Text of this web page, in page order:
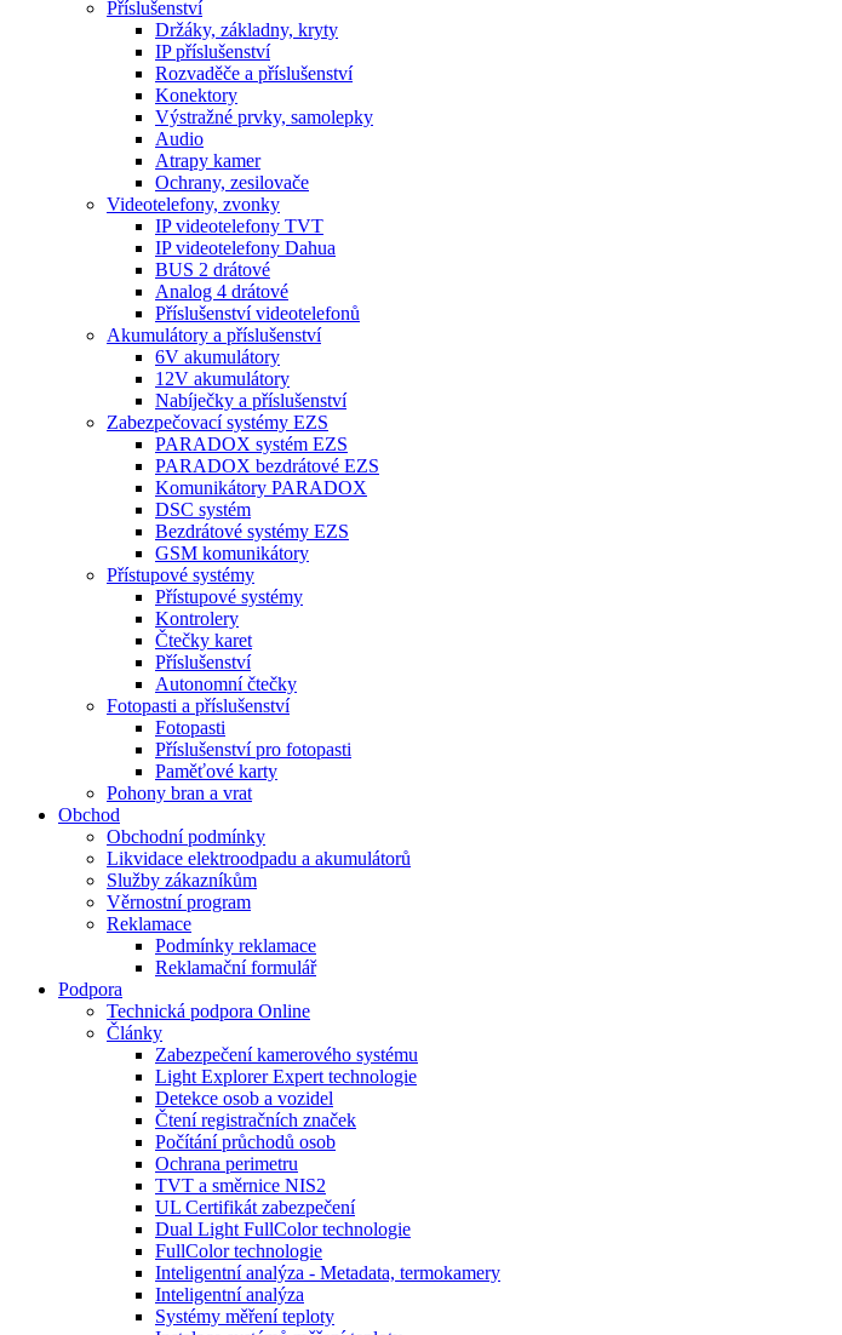
Příslušenství
Držáky, základny, kryty
IP příslušenství
Rozvaděče a příslušenství
Konektory
Výstražné prvky, samolepky
Audio
Atrapy kamer
Ochrany, zesilovače
Videotelefony, zvonky
IP videotelefony TVT
IP videotelefony Dahua
BUS 2 drátové
Analog 4 drátové
Příslušenství videotelefonů
Akumulátory a příslušenství
6V akumulátory
12V akumulátory
Nabíječky a příslušenství
Zabezpečovací systémy EZS
PARADOX systém EZS
PARADOX bezdrátové EZS
Komunikátory PARADOX
DSC systém
Bezdrátové systémy EZS
GSM komunikátory
Přístupové systémy
Přístupové systémy
Kontrolery
Čtečky karet
Příslušenství
Autonomní čtečky
Fotopasti a příslušenství
Fotopasti
Příslušenství pro fotopasti
Paměťové karty
Pohony bran a vrat
Obchod
Obchodní podmínky
Likvidace elektroodpadu a akumulátorů
Služby zákazníkům
Věrnostní program
Reklamace
Podmínky reklamace
Reklamační formulář
Podpora
Technická podpora Online
Články
Zabezpečení kamerového systému
Light Explorer Expert technologie
Detekce osob a vozidel
Čtení registračních značek
Počítání průchodů osob
Ochrana perimetru
TVT a směrnice NIS2
UL Certifikát zabezpečení
Dual Light FullColor technologie
FullColor technologie
Inteligentní analýza - Metadata, termokamery
Inteligentní analýza
Systémy měření teploty